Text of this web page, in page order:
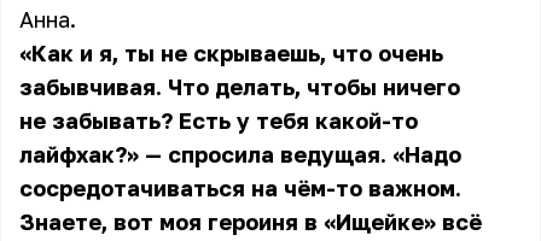
Анна.
«Как и я, ты не скрываешь, что очень
забывчивая. Что делать, чтобы ничего
не забывать? Есть у тебя какой-то
лайфхак?» — спросила ведущая. «Надо
сосредотачиваться на чём-то важном.
Знаете, вот моя героиня в «Ищейке» всё